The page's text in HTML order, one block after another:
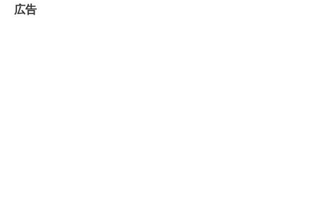
広告